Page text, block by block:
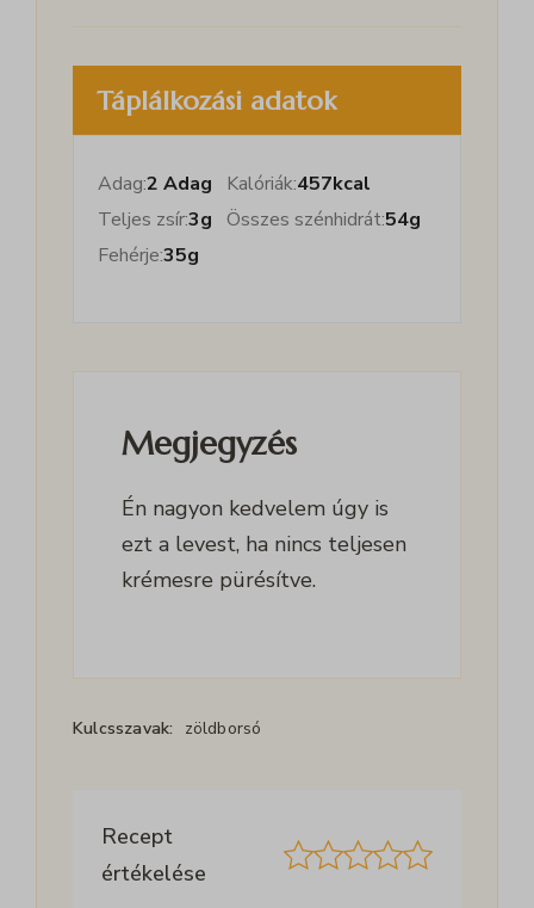
Táplálkozási adatok
Adag:2 Adag Kalóriák:457kcal
Teljes zsír:3g Összes szénhidrát:54g
Fehérje:35g
Megjegyzés
Én nagyon kedvelem úgy is
ezt a levest, ha nincs teljesen
krémesre pürésítve.
Kulcsszavak: zöldborsó
Recept
értékelése